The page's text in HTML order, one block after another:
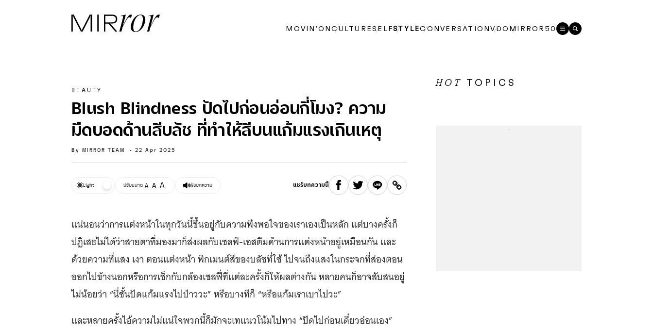
MOVIN’ONCULTURE SELFSTYLE VDO
CONVERSATION MIRROR50
BEAUTY
Blush Blindness ปัดไปก่อนอ่อนกี่โมง? ความ
มืดบอดด้านสีบลัช ที่ทำให้สีบนแก้มแรงเกินเหตุ
By MIRROR TEAM • 22 Apr 2025
Light ปรับขนาด A A A ฟังบทความ แชร์บทความนี้
แน่นอนว่าการแต่งหน้าในทุกวันนี้ขึ้นอยู่กับความพึงพอใจของเราเองเป็นหลัก แต่บางครั้งก็
ปฏิเสธไม่ได้ว่าสายตาที่มองมาก็ส่งผลกับเซลฟ์-เอสตีมด้านการแต่งหน้าอยู่เหมือนกัน และ
ด้วยความที่แสง เงา ตอนแต่งหน้า พิกเมนต์สีของบลัชที่ใช้ ไปจนถึงแสงในกระจกที่ส่องตอน
ออกไปข้างนอกหรือการเช็กกับกล้องเซลฟี่ที่แต่ละครั้งก็ให้ผลต่างกัน หลายคนก็อาจสับสนอยู่
ไม่น้อยว่า “นี่ชั้นปัดแก้มแรงไปป่าววะ” หรือบางทีก็ “หรือแก้มเราเบาไปวะ”
และหลายครั้งไอ้ความไม่แน่ใจพวกนี้ก็มักจะเทแนวโน้มไปทาง “ปัดไปก่อนเดี๋ยวอ่อนเอง”
HOT TOPICS